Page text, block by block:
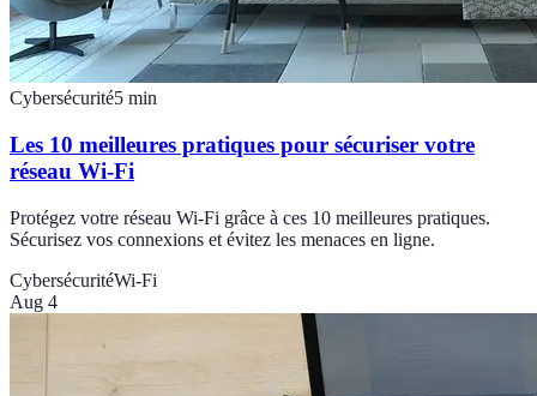
Cybersécurité5 min
Les 10 meilleures pratiques pour sécuriser votre
réseau Wi-Fi
Protégez votre réseau Wi-Fi grâce à ces 10 meilleures pratiques.
Sécurisez vos connexions et évitez les menaces en ligne.
CybersécuritéWi-Fi
Aug 4